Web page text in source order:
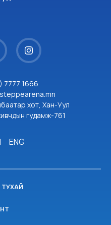
7777 1666
хот, Хан-Уул
гудамж-761
| ENG